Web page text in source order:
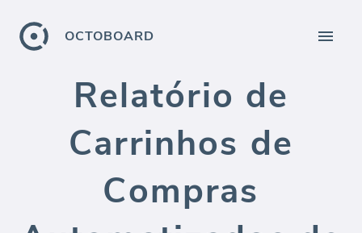
OCTOBOARD
Relatório de
Carrinhos de
Compras